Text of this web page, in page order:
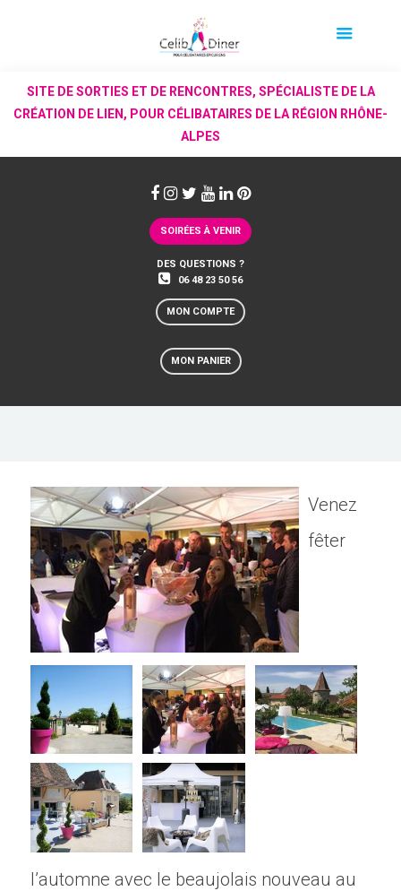
SITE DE SORTIES ET DE RENCONTRES, SPÉCIALISTE DE LA
CRÉATION DE LIEN, POUR CÉLIBATAIRES DE LA RÉGION RHÔNE-
ALPES
SOIRÉES À VENIR
DES QUESTIONS ?
06 48 23 50 56
MON COMPTE
MON PANIER
Venez
fêter
l’automne avec le beaujolais nouveau au